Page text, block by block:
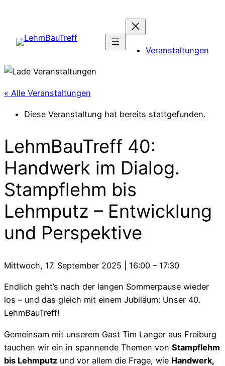
Veranstaltungen
« Alle Veranstaltungen
Diese Veranstaltung hat bereits stattgefunden.
LehmBauTreff 40:
Handwerk im Dialog.
Stampflehm bis
Lehmputz – Entwicklung
und Perspektive
Mittwoch, 17. September 2025 16:00 – 17:30
Endlich geht’s nach der langen Sommerpause wieder
los – und das gleich mit einem Jubiläum: Unser 40.
LehmBauTreff!
Gemeinsam mit unserem Gast Tim Langer aus Freiburg
tauchen wir ein in spannende Themen von Stampflehm
bis Lehmputz und vor allem die Frage, wie Handwerk,